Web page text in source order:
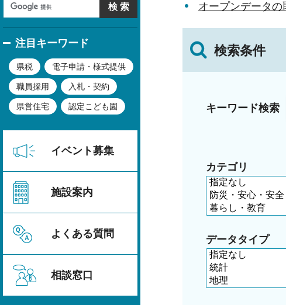
注目キーワード
県税 電子申請・様式提供
職員採用 入札・契約
県営住宅 認定こども園
イベント募集
施設案内
よくある質問
相談窓口
オープンデータの
検索条件
キーワード検索
カテゴリ
データタイプ